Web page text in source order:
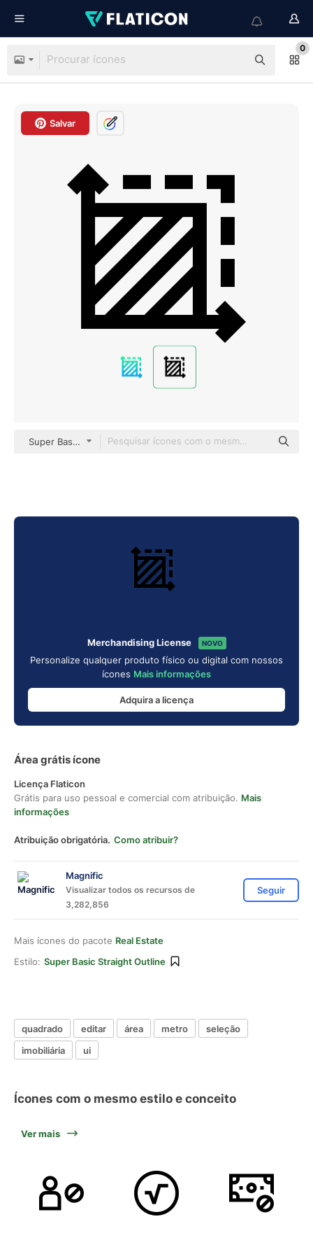
0
Salvar
Super Basic Straight Outline
Merchandising License NOVO
Personalize qualquer produto físico ou digital com nossos
ícones Mais informações
Adquira a licença
Área grátis ícone
Licença Flaticon
Grátis para uso pessoal e comercial com atribuição. Mais
informações
Atribuição obrigatória. Como atribuir?
Magnific
Visualizar todos os recursos de
3,282,856
Seguir
Mais ícones do pacote Real Estate
Estilo: Super Basic Straight Outline
quadrado editar área metro
seleção
imobiliária
ui
Ícones com o mesmo estilo e conceito
Ver mais